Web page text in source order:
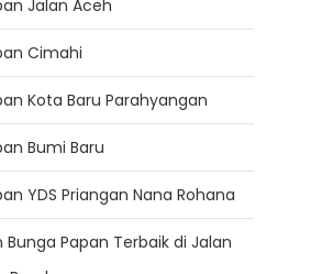
Jalan Aceh
Cimahi
Kota Baru Parahyangan
Bumi Baru
YDS Priangan Nana Rohana
Bunga Papan Terbaik di Jalan